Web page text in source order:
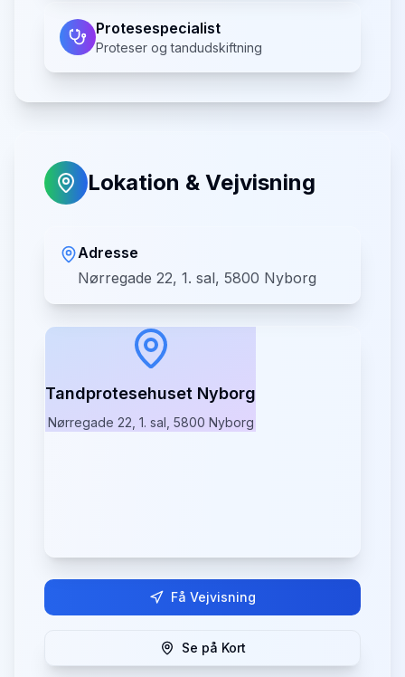
Protesespecialist
Proteser og tandudskiftning
Lokation & Vejvisning
Adresse
Nørregade 22, 1. sal, 5800 Nyborg
Tandprotesehuset Nyborg
Nørregade 22, 1. sal, 5800 Nyborg
Få Vejvisning
Se på Kort